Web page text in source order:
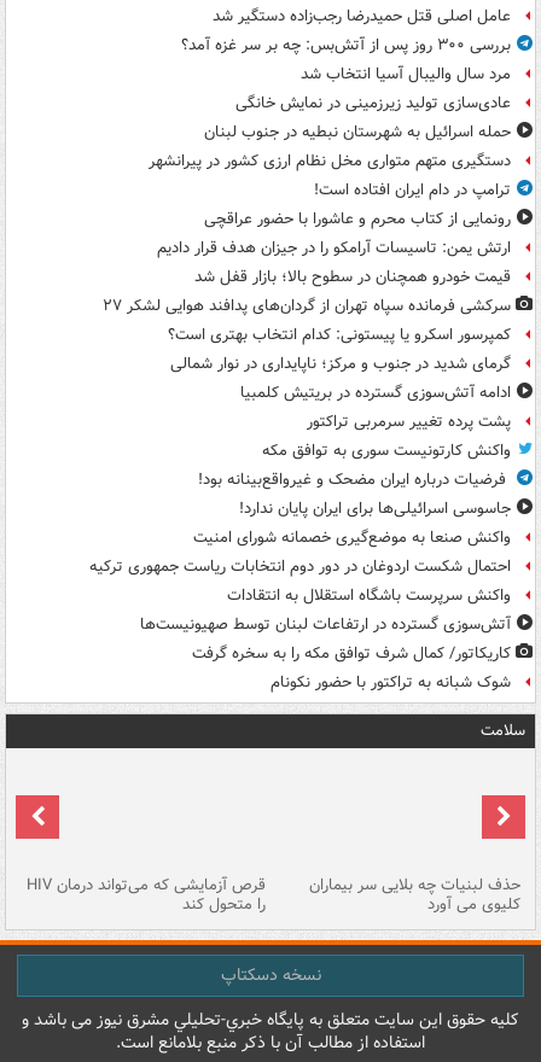
عامل اصلی قتل حمیدرضا رجب‌زاده دستگیر شد
بررسی ۳۰۰ روز پس از آتش‌بس: چه بر سر غزه آمد؟
مرد سال والیبال آسیا انتخاب شد
عادی‌سازی تولید زیرزمینی در نمایش خانگی
حمله اسرائیل به شهرستان نبطیه در جنوب لبنان
دستگیری متهم متواری مخل نظام ارزی کشور در پیرانشهر
ترامپ در دام ایران افتاده است!
رونمایی از کتاب محرم و عاشورا با حضور عراقچی
ارتش یمن: تاسیسات آرامکو را در جیزان هدف قرار دادیم
قیمت خودرو همچنان در سطوح بالا؛ بازار قفل شد
سرکشی فرمانده سپاه تهران از گردان‌های پدافند هوایی لشکر ۲۷
کمپرسور اسکرو یا پیستونی: کدام انتخاب بهتری است؟
گرمای شدید در جنوب و مرکز؛ ناپایداری در نوار شمالی
ادامه آتش‌سوزی گسترده در بریتیش کلمبیا
پشت پرده تغییر سرمربی تراکتور
واکنش کارتونیست سوری به توافق مکه
فرضیات درباره ایران مضحک و غیرواقع‌بینانه بود!
جاسوسی اسرائیلی‌ها برای ایران پایان ندارد!
واکنش صنعا به موضع‌گیری خصمانه شورای امنیت
احتمال شکست اردوغان در دور دوم انتخابات ریاست جمهوری ترکیه
واکنش سرپرست باشگاه استقلال به انتقادات
آتش‌سوزی گسترده در ارتفاعات لبنان توسط صهیونیست‌ها
کاریکاتور/ کمال شرف توافق مکه را به سخره گرفت
شوک شبانه به تراکتور با حضور نکونام
سلامت
حذف لبنیات چه بلایی سر بیماران
کلیوی می آورد
قرص آزمایشی که می‌تواند درمان HIV
را متحول کند
نسخه دسکتاپ
کليه حقوق اين سايت متعلق به پایگاه خبري-تحليلي مشرق نيوز می باشد و
استفاده از مطالب آن با ذکر منبع بلامانع است.